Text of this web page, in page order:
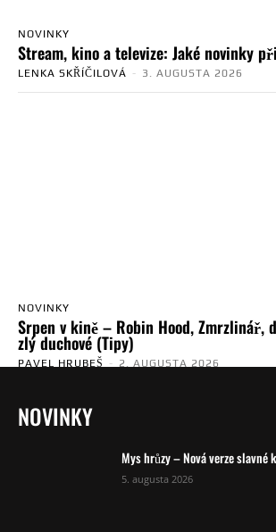
NOVINKY
Stream, kino a televize: Jaké novinky
LENKA SKŘÍČILOVÁ - 3. AUGUSTA 2026
NOVINKY
Srpen v kině – Robin Hood, Zmrzlinář,
zlý duchové (Tipy)
PAVEL HRUBEŠ - 2. AUGUSTA 2026
NOVINKY
Mys hrůzy – Nová verze slavné
5. augusta 2026